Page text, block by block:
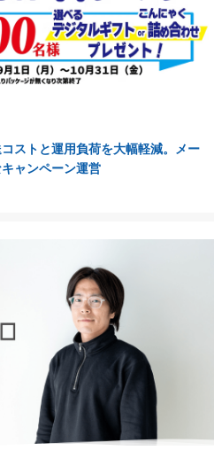
ストと運用負荷を大幅軽減。メー
ャンペーン運営